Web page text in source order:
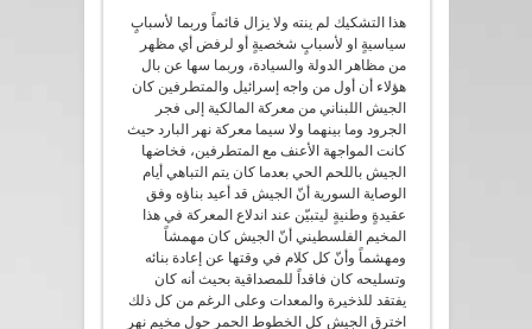
هذا التشكيك لم ينته ولا يزال قائماً وربما لأسبابٍ
سياسيةٍ او لأسبابٍ شخصيةٍ أو لرفض أي مظهر
من مظاهر الدولة والسيادة، وربما سها عن بال
هؤلاء أن أول من واجه إسرائيل والمتطرفين كان
الجيش اللبناني من معركة المالكية إلى فجر
الجرود وما بينهما ولا سيما معركة نهر البارد حيث
كانت المواجهة الأعنف مع المتطرفين، فخاضها
الجيش باللحم الحي بعدما كان يتم التباهي أيام
الوصاية السورية أنّ الجيش قد أعيد بناؤه وفق
عقيدةٍ وطنيةٍ ليتبيّن عند اندلاع المعركة في هذا
المخيم الفلسطيني أنّ الجيش كان مهمشاً
ومهشماً وأنّ كل كلام في وقتها عن إعادة بنائه
وتسليحه كان فاقداً للمصداقية بحيث أنه كان
يفتقد للذخيرة والمعدات وعلى الرغم من كل ذلك
اخترق الجيش كل الخطوط الحمر حول مخيم نهر